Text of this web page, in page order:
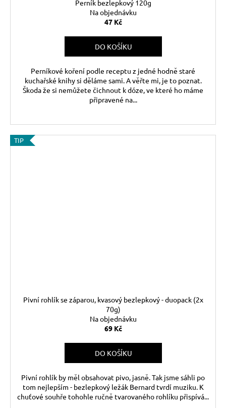
Perník bezlepkový 120g
Na objednávku
47 Kč
DO KOŠÍKU
Perníkové koření podle receptu z jedné hodně staré
kuchařské knihy si děláme sami. A věřte mi, je to poznat.
Škoda že si nemůžete čichnout k dóze, ve které ho máme
připravené na...
TIP
Pivní rohlík se záparou, kvasový bezlepkový - duopack (2x
70g)
Na objednávku
69 Kč
DO KOŠÍKU
Pivní rohlík by měl obsahovat pivo, jasně. Tak jsme sáhli po
tom nejlepším - bezlepkový ležák Bernard tvrdí muziku. K
chuťové souhře tohohle ručně tvarovaného rohlíku přispívá...